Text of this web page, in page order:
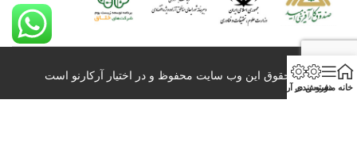
کلیه حقوق این وب سایت محفوظ و در اختیار آرکارنو است
خانه منو
دسته بندی
فروش در آرکارنو